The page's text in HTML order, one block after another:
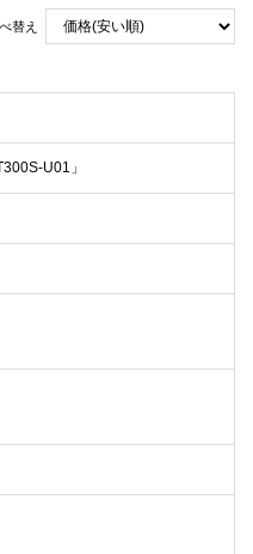
替え
U01」